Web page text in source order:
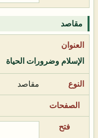
مقاصد
الإسلام وضرورات الحياة
مقاصد